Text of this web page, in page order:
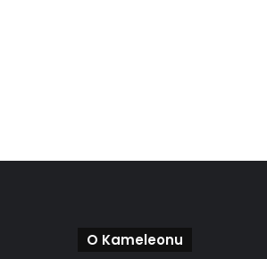
O Kameleonu